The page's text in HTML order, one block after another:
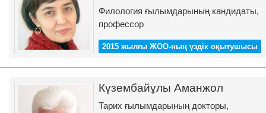
Филология ғылымдарының кандидаты,
профессор
2015 жылғы ЖОО-ның үздік оқытушысы
Күзембайұлы Аманжол
Тарих ғылымдарының докторы,